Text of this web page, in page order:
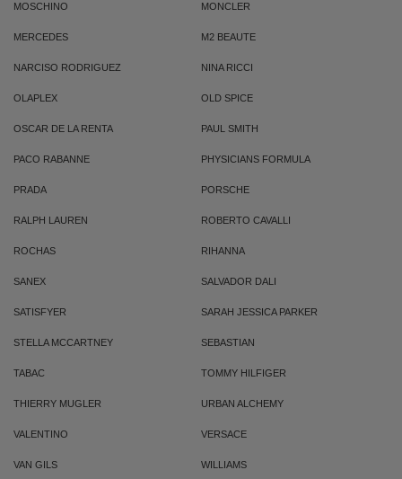
MOSCHINO MONCLER
MERCEDES M2 BEAUTE
NARCISO RODRIGUEZ NINA RICCI
OLAPLEX OLD SPICE
OSCAR DE LA RENTA PAUL SMITH
PACO RABANNE PHYSICIANS FORMULA
PRADA PORSCHE
RALPH LAUREN ROBERTO CAVALLI
ROCHAS RIHANNA
SANEX SALVADOR DALI
SATISFYER SARAH JESSICA PARKER
STELLA MCCARTNEY SEBASTIAN
TABAC TOMMY HILFIGER
THIERRY MUGLER URBAN ALCHEMY
VALENTINO VERSACE
VAN GILS WILLIAMS